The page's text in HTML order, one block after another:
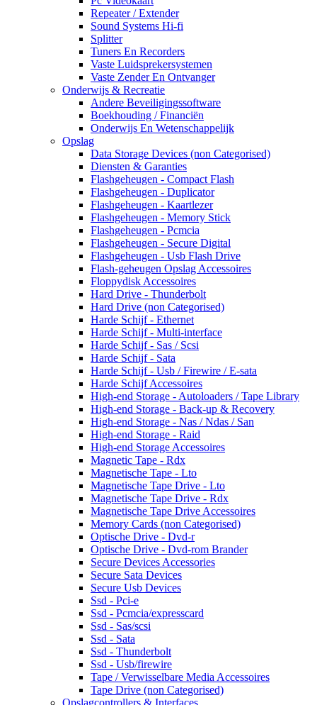
Repeater / Extender
Sound Systems Hi-fi
Splitter
Tuners En Recorders
Vaste Luidsprekersystemen
Vaste Zender En Ontvanger
Onderwijs & Recreatie
Andere Beveiligingssoftware
Boekhouding / Financiën
Onderwijs En Wetenschappelijk
Opslag
Data Storage Devices (non Categorised)
Diensten & Garanties
Flashgeheugen - Compact Flash
Flashgeheugen - Duplicator
Flashgeheugen - Kaartlezer
Flashgeheugen - Memory Stick
Flashgeheugen - Pcmcia
Flashgeheugen - Secure Digital
Flashgeheugen - Usb Flash Drive
Flash-geheugen Opslag Accessoires
Floppydisk Accessoires
Hard Drive - Thunderbolt
Hard Drive (non Categorised)
Harde Schijf - Ethernet
Harde Schijf - Multi-interface
Harde Schijf - Sas / Scsi
Harde Schijf - Sata
Harde Schijf - Usb / Firewire / E-sata
Harde Schijf Accessoires
High-end Storage - Autoloaders / Tape Library
High-end Storage - Back-up & Recovery
High-end Storage - Nas / Ndas / San
High-end Storage - Raid
High-end Storage Accessoires
Magnetic Tape - Rdx
Magnetische Tape - Lto
Magnetische Tape Drive - Lto
Magnetische Tape Drive - Rdx
Magnetische Tape Drive Accessoires
Memory Cards (non Categorised)
Optische Drive - Dvd-r
Optische Drive - Dvd-rom Brander
Secure Devices Accessories
Secure Sata Devices
Secure Usb Devices
Ssd - Pci-e
Ssd - Pcmcia/expresscard
Ssd - Sas/scsi
Ssd - Sata
Ssd - Thunderbolt
Ssd - Usb/firewire
Tape / Verwisselbare Media Accessoires
Tape Drive (non Categorised)
Opslagcontrollers & Interfaces